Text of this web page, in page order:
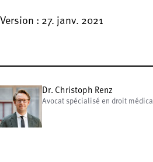
Version : 27. janv. 2021
Dr. Christoph Renz
Avocat spécialisé en droit médical